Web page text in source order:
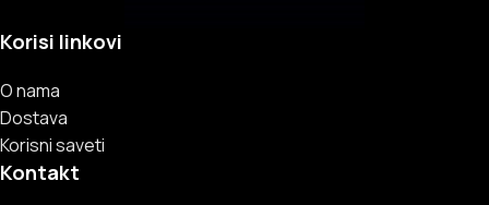
Korisi linkovi
O nama
Dostava
Korisni saveti
Kontakt